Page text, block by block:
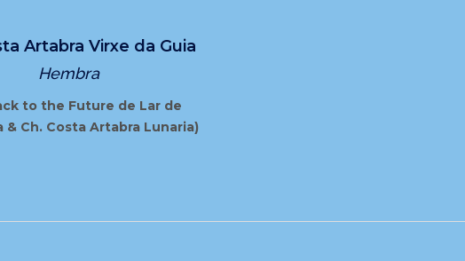
Artabra Virxe da Guia
Hembra
to the Future de Lar de
& Ch. Costa Artabra Lunaria)